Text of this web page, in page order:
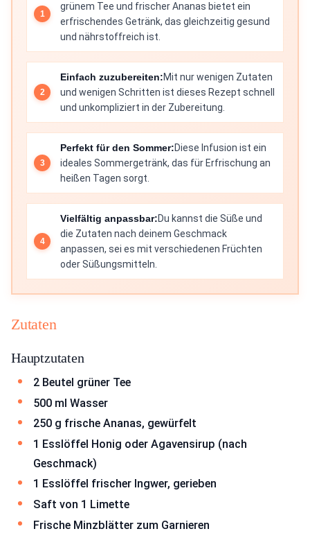
grünem Tee und frischer Ananas bietet ein
erfrischendes Getränk, das gleichzeitig gesund
und nährstoffreich ist.
Einfach zuzubereiten:Mit nur wenigen Zutaten
und wenigen Schritten ist dieses Rezept schnell
und unkompliziert in der Zubereitung.
Perfekt für den Sommer:Diese Infusion ist ein
ideales Sommergetränk, das für Erfrischung an
heißen Tagen sorgt.
Vielfältig anpassbar:Du kannst die Süße und
die Zutaten nach deinem Geschmack
anpassen, sei es mit verschiedenen Früchten
oder Süßungsmitteln.
Zutaten
Hauptzutaten
2 Beutel grüner Tee
500 ml Wasser
250 g frische Ananas, gewürfelt
1 Esslöffel Honig oder Agavensirup (nach
Geschmack)
1 Esslöffel frischer Ingwer, gerieben
Saft von 1 Limette
Frische Minzblätter zum Garnieren